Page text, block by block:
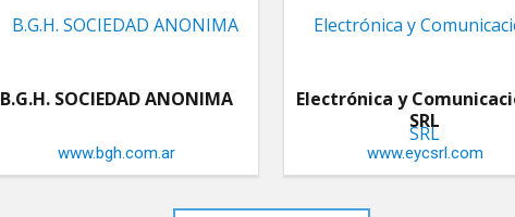
B.G.H. SOCIEDAD ANONIMA
www.bgh.com.ar
Electrónica y
SRL
www.eycsrl.com